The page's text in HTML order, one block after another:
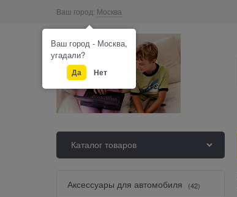
Ваш город: Москва
Каталог товаров
Аксессуары для автомобиля (42)
Найдено товаров:
Ваш город - Москва,
угадали?
Да Нет